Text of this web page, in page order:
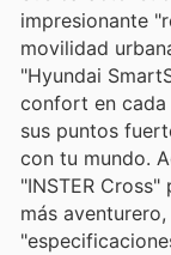
impresionante
movilidad
"Hyundai
confort en
sus puntos
con tu mundo.
"INSTER
más